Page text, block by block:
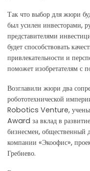
Так что выбор для жюри
был усилен инвесторами,
представителями
будет способствовать
привлекательности и
поможет изобретателям с
Возглавили жюри два
робототехнической
Robotics Venture,
Award за вклад в
бизнесмен, общественный
компании «Экоофис»,
Гребнево.